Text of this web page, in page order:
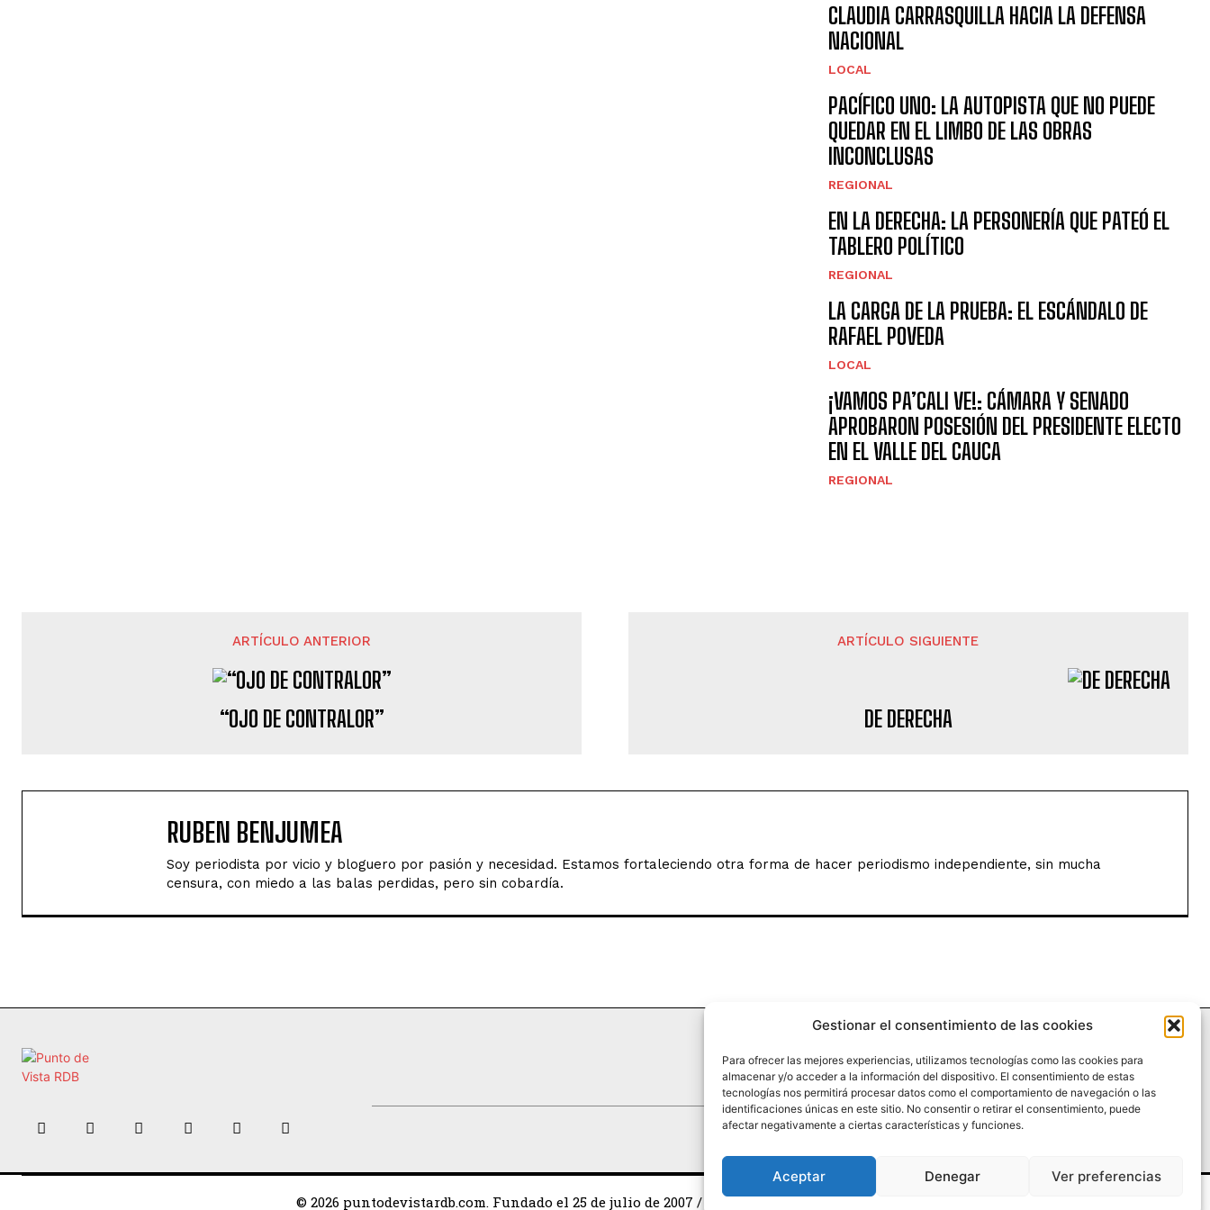
Gestionar el consentimiento de las cookies
Para ofrecer las mejores experiencias, utilizamos tecnologías como las cookies para
almacenar y/o acceder a la información del dispositivo. El consentimiento de estas
tecnologías nos permitirá procesar datos como el comportamiento de navegación o las
identificaciones únicas en este sitio. No consentir o retirar el consentimiento, puede
afectar negativamente a ciertas características y funciones.
Aceptar Denegar Ver preferencias
CLAUDIA CARRASQUILLA HACIA LA DEFENSA
NACIONAL
LOCAL
PACÍFICO UNO: LA AUTOPISTA QUE NO PUEDE
QUEDAR EN EL LIMBO DE LAS OBRAS
INCONCLUSAS
REGIONAL
EN LA DERECHA: LA PERSONERÍA QUE PATEÓ EL
TABLERO POLÍTICO
REGIONAL
LA CARGA DE LA PRUEBA: EL ESCÁNDALO DE
RAFAEL POVEDA
LOCAL
¡VAMOS PA’CALI VE!: CÁMARA Y SENADO
APROBARON POSESIÓN DEL PRESIDENTE ELECTO
EN EL VALLE DEL CAUCA
REGIONAL
ARTÍCULO ANTERIOR
“OJO DE CONTRALOR”
ARTÍCULO SIGUIENTE
DE DERECHA
RUBEN BENJUMEA
Soy periodista por vicio y bloguero por pasión y necesidad. Estamos fortaleciendo otra forma de hacer periodismo independiente, sin mucha
censura, con miedo a las balas perdidas, pero sin cobardía.
HISTORIA ¿QUIÉNES SOMOS? PODCAST CONTACTO DIRECTO
© 2026 puntodevistardb.com. Fundado el 25 de julio de 2007 / Todos los derechos reservados.